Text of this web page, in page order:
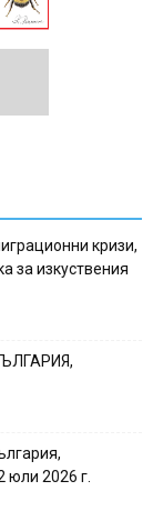
кризи,
за изкуствения
юли 2026 г.